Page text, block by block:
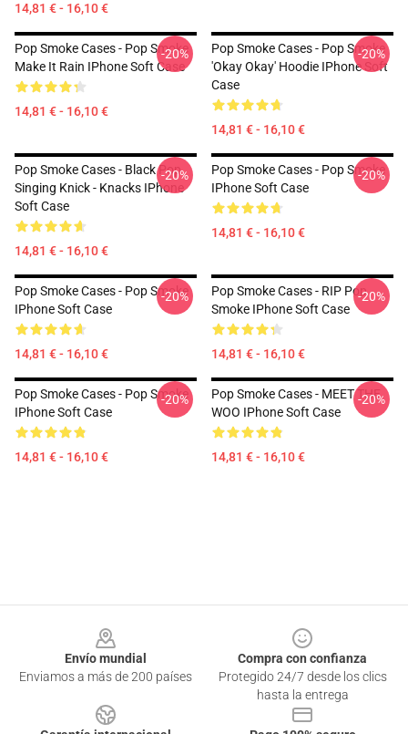
14,81 € - 16,10 €
Pop Smoke Cases - Pop Smoke
Make It Rain IPhone Soft Case
14,81 € - 16,10 €
-20%
Pop Smoke Cases - Pop Smoke
'okay Okay' Hoodie IPhone Soft
Case
14,81 € - 16,10 €
-20%
Pop Smoke Cases - Black Pop
Singing Knick - Knacks IPhone
Soft Case
14,81 € - 16,10 €
-20%
Pop Smoke Cases - Pop Smoke
IPhone Soft Case
14,81 € - 16,10 €
-20%
Pop Smoke Cases - Pop Smoke
IPhone Soft Case
14,81 € - 16,10 €
-20%
Pop Smoke Cases - RIP Pop
Smoke IPhone Soft Case
14,81 € - 16,10 €
-20%
Pop Smoke Cases - Pop Smoke
IPhone Soft Case
14,81 € - 16,10 €
-20%
Pop Smoke Cases - MEET THE
WOO IPhone Soft Case
14,81 € - 16,10 €
-20%
Envío mundial
Enviamos a más de 200 países
Compra con confianza
Protegido 24/7 desde los clics
hasta la entrega